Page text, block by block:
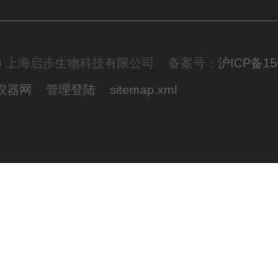
上海启步生物科技有限公司 备案号： 沪ICP备
器网 管理登陆 sitemap.xml